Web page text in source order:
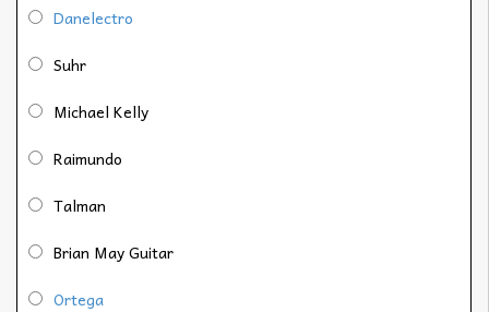
Danelectro
Suhr
Michael Kelly
Raimundo
Talman
Brian May Guitar
Ortega